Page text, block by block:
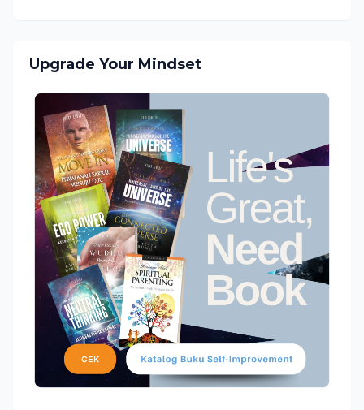
Upgrade Your Mindset